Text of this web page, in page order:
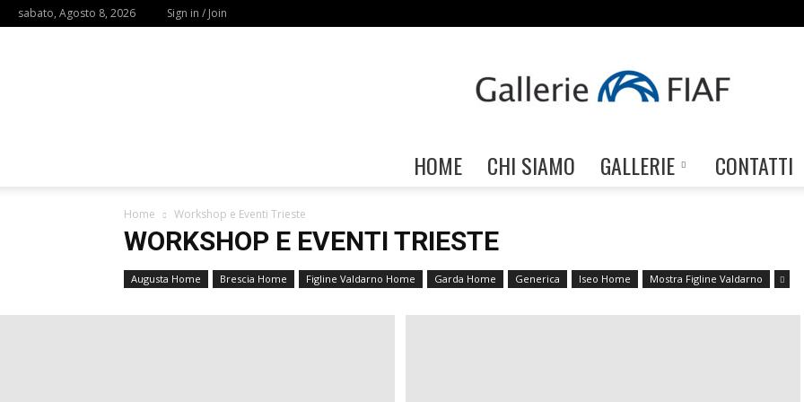
sabato, Agosto 8, 2026 Sign in / Join
Gallerie
FIAF
HOME CHI SIAMO GALLERIE CONTATTI
Home Workshop e Eventi Trieste
WORKSHOP E EVENTI TRIESTE
Augusta Home Brescia Home Figline Valdarno Home Garda Home Generica Iseo Home Mostra Figline Valdarno